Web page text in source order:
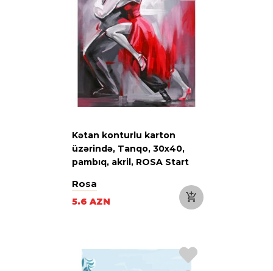
Kətan konturlu karton
üzərində, Tanqo, 30х40,
pambıq, akril, ROSA Start
Rosa
5.6 AZN